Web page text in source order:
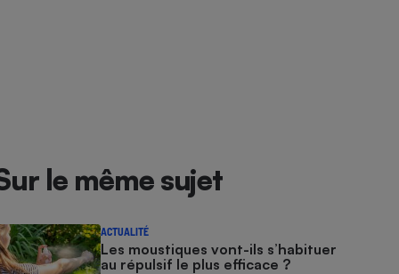
le même sujet
ACTUALITÉ
Les moustiques vont-ils s’habituer
au répulsif le plus efficace ?